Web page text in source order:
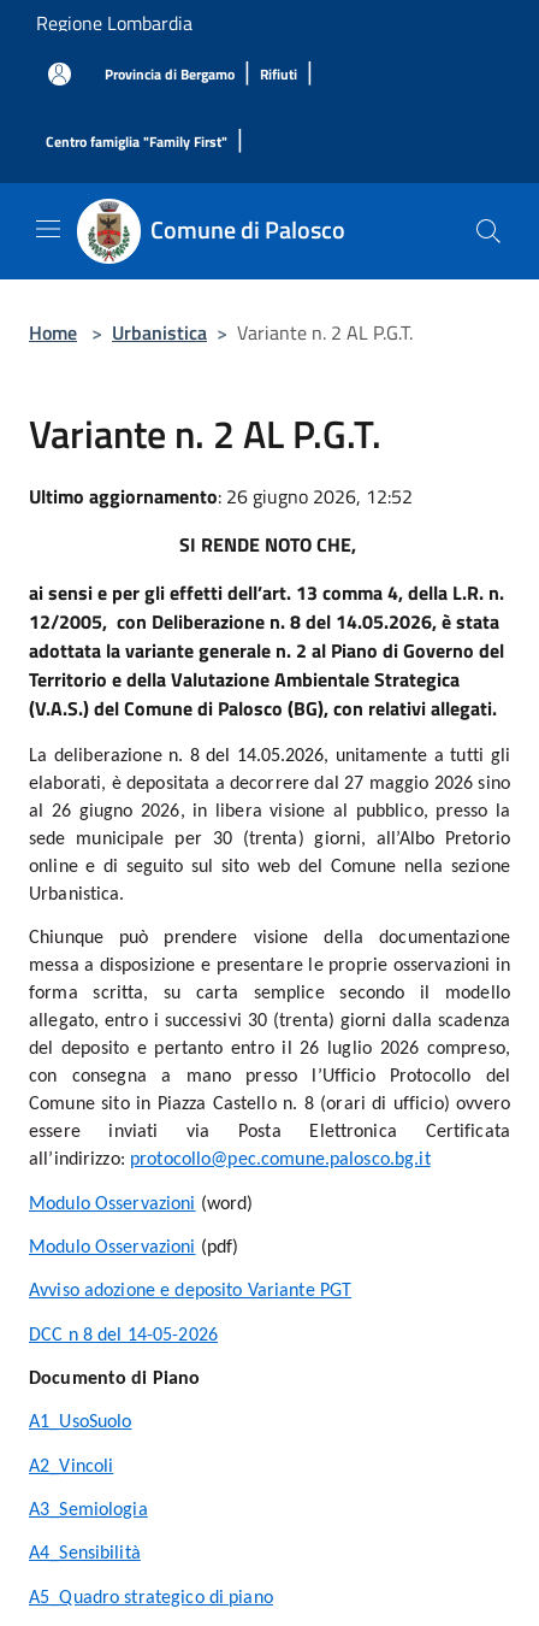
Salta al contenuto principale
Regione Lombardia
Provincia di Bergamo | Rifiuti |
Centro famiglia "Family First" |
Comune di Palosco
Home > Urbanistica > Variante n. 2 AL P.G.T.
Variante n. 2 AL P.G.T.
Ultimo aggiornamento: 26 giugno 2026, 12:52
SI RENDE NOTO CHE,
ai sensi e per gli effetti dell’art. 13 comma 4, della L.R. n.
12/2005, con Deliberazione n. 8 del 14.05.2026, è stata
adottata la variante generale n. 2 al Piano di Governo del
Territorio e della Valutazione Ambientale Strategica
(V.A.S.) del Comune di Palosco (BG), con relativi allegati.
La deliberazione n. 8 del 14.05.2026, unitamente a tutti gli
elaborati, è depositata a decorrere dal 27 maggio 2026 sino
al 26 giugno 2026, in libera visione al pubblico, presso la
sede municipale per 30 (trenta) giorni, all’Albo Pretorio
online e di seguito sul sito web del Comune nella sezione
Urbanistica.
Chiunque può prendere visione della documentazione
messa a disposizione e presentare le proprie osservazioni in
forma scritta, su carta semplice secondo il modello
allegato, entro i successivi 30 (trenta) giorni dalla scadenza
del deposito e pertanto entro il 26 luglio 2026 compreso,
con consegna a mano presso l’Ufficio Protocollo del
Comune sito in Piazza Castello n. 8 (orari di ufficio) ovvero
essere inviati via Posta Elettronica Certificata
all’indirizzo: protocollo@pec.comune.palosco.bg.it
Modulo Osservazioni (word)
Modulo Osservazioni (pdf)
Avviso adozione e deposito Variante PGT
DCC n 8 del 14-05-2026
Documento di Piano
A1_UsoSuolo
A2_Vincoli
A3_Semiologia
A4_Sensibilità
A5_Quadro strategico di piano